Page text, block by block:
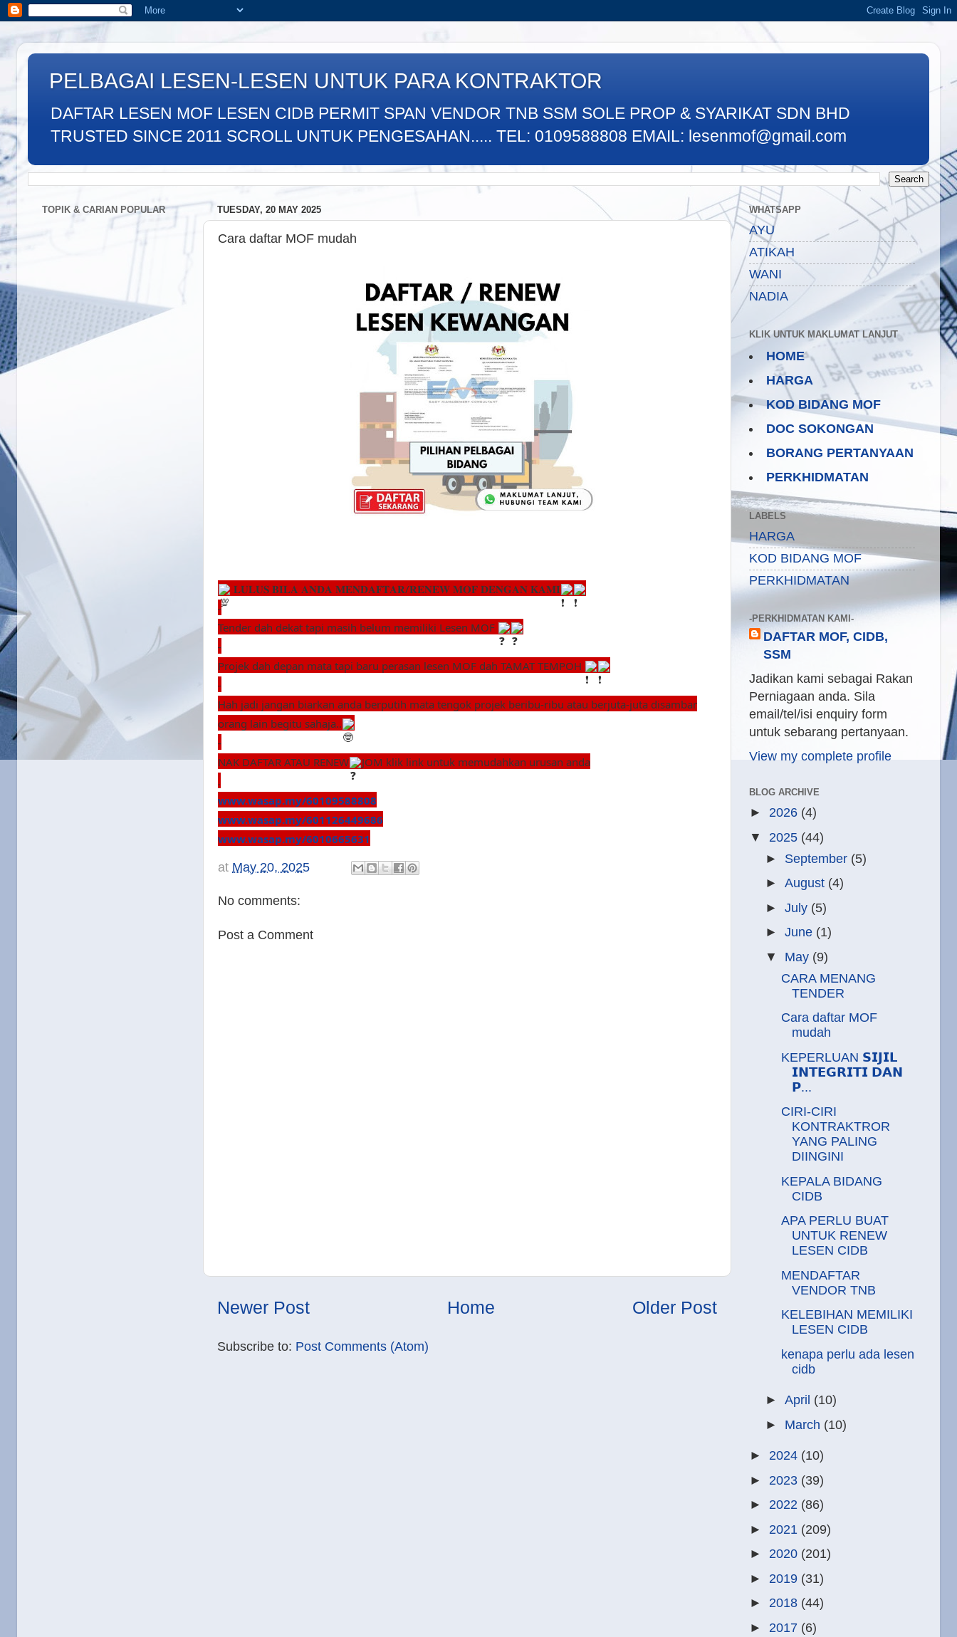
PELBAGAI LESEN-LESEN UNTUK PARA KONTRAKTOR
DAFTAR LESEN MOF LESEN CIDB PERMIT SPAN VENDOR TNB SSM SOLE PROP & SYARIKAT SDN BHD
TRUSTED SINCE 2011 SCROLL UNTUK PENGESAHAN..... TEL: 0109588808 EMAIL: lesenmof@gmail.com
TUESDAY, 20 MAY 2025
Cara daftar MOF mudah
𝐋𝐔𝐋𝐔𝐒 𝐁𝐈𝐋𝐀 𝐀𝐍𝐃𝐀 𝐌𝐄𝐍𝐃𝐀𝐅𝐓𝐀𝐑/𝐑𝐄𝐍𝐄𝐖 𝐌𝐎𝐅 𝐃𝐄𝐍𝐆𝐀𝐍 𝐊𝐀𝐌𝐈
-
Tender dah dekat tapi masih belum memiliki Lesen MOF
-
Projek dah depan mata tapi baru perasan lesen MOF dah TAMAT TEMPOH
-
Hah jadi jangan biarkan anda berputih mata tengok projek beribu-ribu atau berjuta-juta disambar
orang lain begitu sahaja..
-
NAK DAFTAR ATAU RENEW
JOM klik link untuk memudahkan urusan anda
.
www.wasap.my/60109588808
www.wasap.my/601126449686
www.wasap.my/6010665631
at May 20, 2025
No comments:
Post a Comment
Newer Post Older Post
Home
Subscribe to: Post Comments (Atom)
TOPIK & CARIAN POPULAR WHATSAPP
AYU
ATIKAH
WANI
NADIA
KLIK UNTUK MAKLUMAT LANJUT
HOME
HARGA
KOD BIDANG MOF
DOC SOKONGAN
BORANG PERTANYAAN
PERKHIDMATAN
LABELS
HARGA
KOD BIDANG MOF
PERKHIDMATAN
-PERKHIDMATAN KAMI-
DAFTAR MOF, CIDB,
SSM
Jadikan kami sebagai Rakan
Perniagaan anda. Sila
email/tel/isi enquiry form
untuk sebarang pertanyaan.
View my complete profile
BLOG ARCHIVE
► 2026 (4)
▼ 2025 (44)
► September (5)
► August (4)
► July (5)
► June (1)
▼ May (9)
CARA MENANG
TENDER
Cara daftar MOF
mudah
KEPERLUAN 𝗦𝗜𝗝𝗜𝗟
𝗜𝗡𝗧𝗘𝗚𝗥𝗜𝗧𝗜 𝗗𝗔𝗡
𝗣...
CIRI-CIRI
KONTRAKTROR
YANG PALING
DIINGINI
KEPALA BIDANG
CIDB
APA PERLU BUAT
UNTUK RENEW
LESEN CIDB
MENDAFTAR
VENDOR TNB
KELEBIHAN MEMILIKI
LESEN CIDB
kenapa perlu ada lesen
cidb
► April (10)
► March (10)
► 2024 (10)
► 2023 (39)
► 2022 (86)
► 2021 (209)
► 2020 (201)
► 2019 (31)
► 2018 (44)
► 2017 (6)